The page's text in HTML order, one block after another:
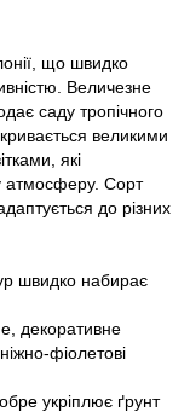
що швидко
Величезне
саду тропічного
великими
які
атмосферу. Сорт
до різних
швидко набирає
декоративне
фіолетові
укріплює ґрунт